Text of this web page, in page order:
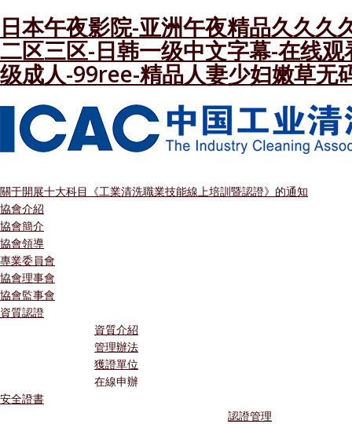
日本午夜影院-亚洲午夜精品久久
二区三区-日韩一级中文字幕-在线
级成人-99ree-精品人妻少妇嫩草无
關于開展十大科目《工業清洗職業技能線上培訓暨認證》的通知
協會介紹
協會簡介
協會領導
專業委員會
協會理事會
協會監事會
資質認證
資質介紹
管理辦法
獲證單位
在線申辦
安全證書
認證管理